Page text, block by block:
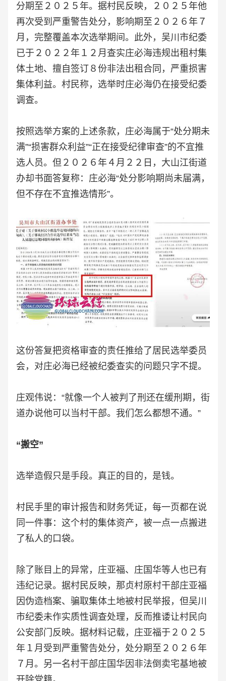
分期至２０２５年。据村民反映，２０２５年他
再次受到严重警告处分，影响期至２０２６年７
月，完整覆盖本次选举期间。此外，吴川市纪委
已于２０２２年１２月查实庄必海违规出租村集
体土地、擅自签订８份非法出租合同，严重损害
集体利益。村民称，选举时庄必海仍在接受纪委
调查。
按照选举方案的上述条款，庄必海属于“处分期未
满”“损害群众利益”“正在接受纪律审查”的不宜推
选人员。但２０２６年４月２２日，大山江街道
办却书面答复称：庄必海“处分影响期尚未届满，
但不存在不宜推选情形”。
这份答复把资格审查的责任推给了居民选举委员
会，对庄必海已经被纪委查实的问题只字不提。
庄观伟说：“就像一个人被判了刑还在缓刑期，街
道办说他可以当村干部。我们怎么都想不通。”
“搬空”
选举造假只是手段。真正的目的，是钱。
村民手里的审计报告和财务凭证，每一页都在说
同一件事：这个村的集体资产，被一点一点搬进
了私人的口袋。
除了账目上的异常，庄亚福、庄国华等人也已有
违纪记录。据村民反映，那贞村原村干部庄亚福
因伪造档案、骗取集体土地被村民举报，但吴川
市纪委未作实质性调查处理，反而推诿让村民向
公安部门反映。据材料记载，庄亚福于２０２５
年１月受到严重警告处分，处分期至２０２６年
７月。另一名村干部庄国华因非法倒卖宅基地被